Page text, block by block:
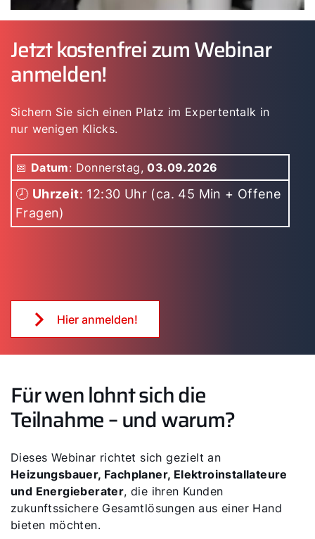
Jetzt kostenfrei zum Webinar
anmelden!
Sichern Sie sich einen Platz im Expertentalk in
nur wenigen Klicks.
📅 Datum: Donnerstag,03.09.2026
🕗 Uhrzeit: 12:30 Uhr (ca. 45 Min + Offene
Fragen)
Hier anmelden!
Für wen lohnt sich die
Teilnahme – und warum?
Dieses Webinar richtet sich gezielt an
Heizungsbauer, Fachplaner, Elektroinstallateure
und Energieberater, die ihren Kunden
zukunftssichere Gesamtlösungen aus einer Hand
bieten möchten.